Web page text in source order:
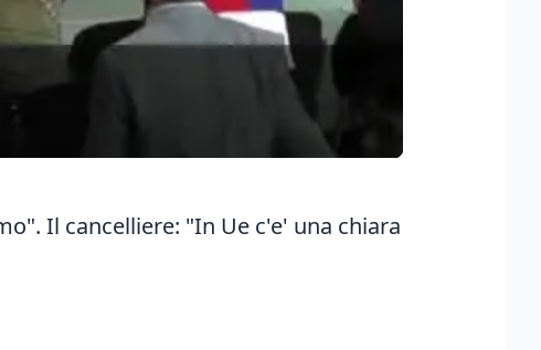
Il cancelliere: "In Ue c'e' una chiara